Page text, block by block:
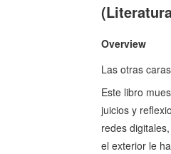
Overview
Las otras
Este libro
juicios y
redes
el exterior le